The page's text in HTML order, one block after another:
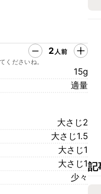
2 人前
くださいね。
15g
適量
大さじ2
大さじ1.5
大さじ1
大さじ1
少々
記